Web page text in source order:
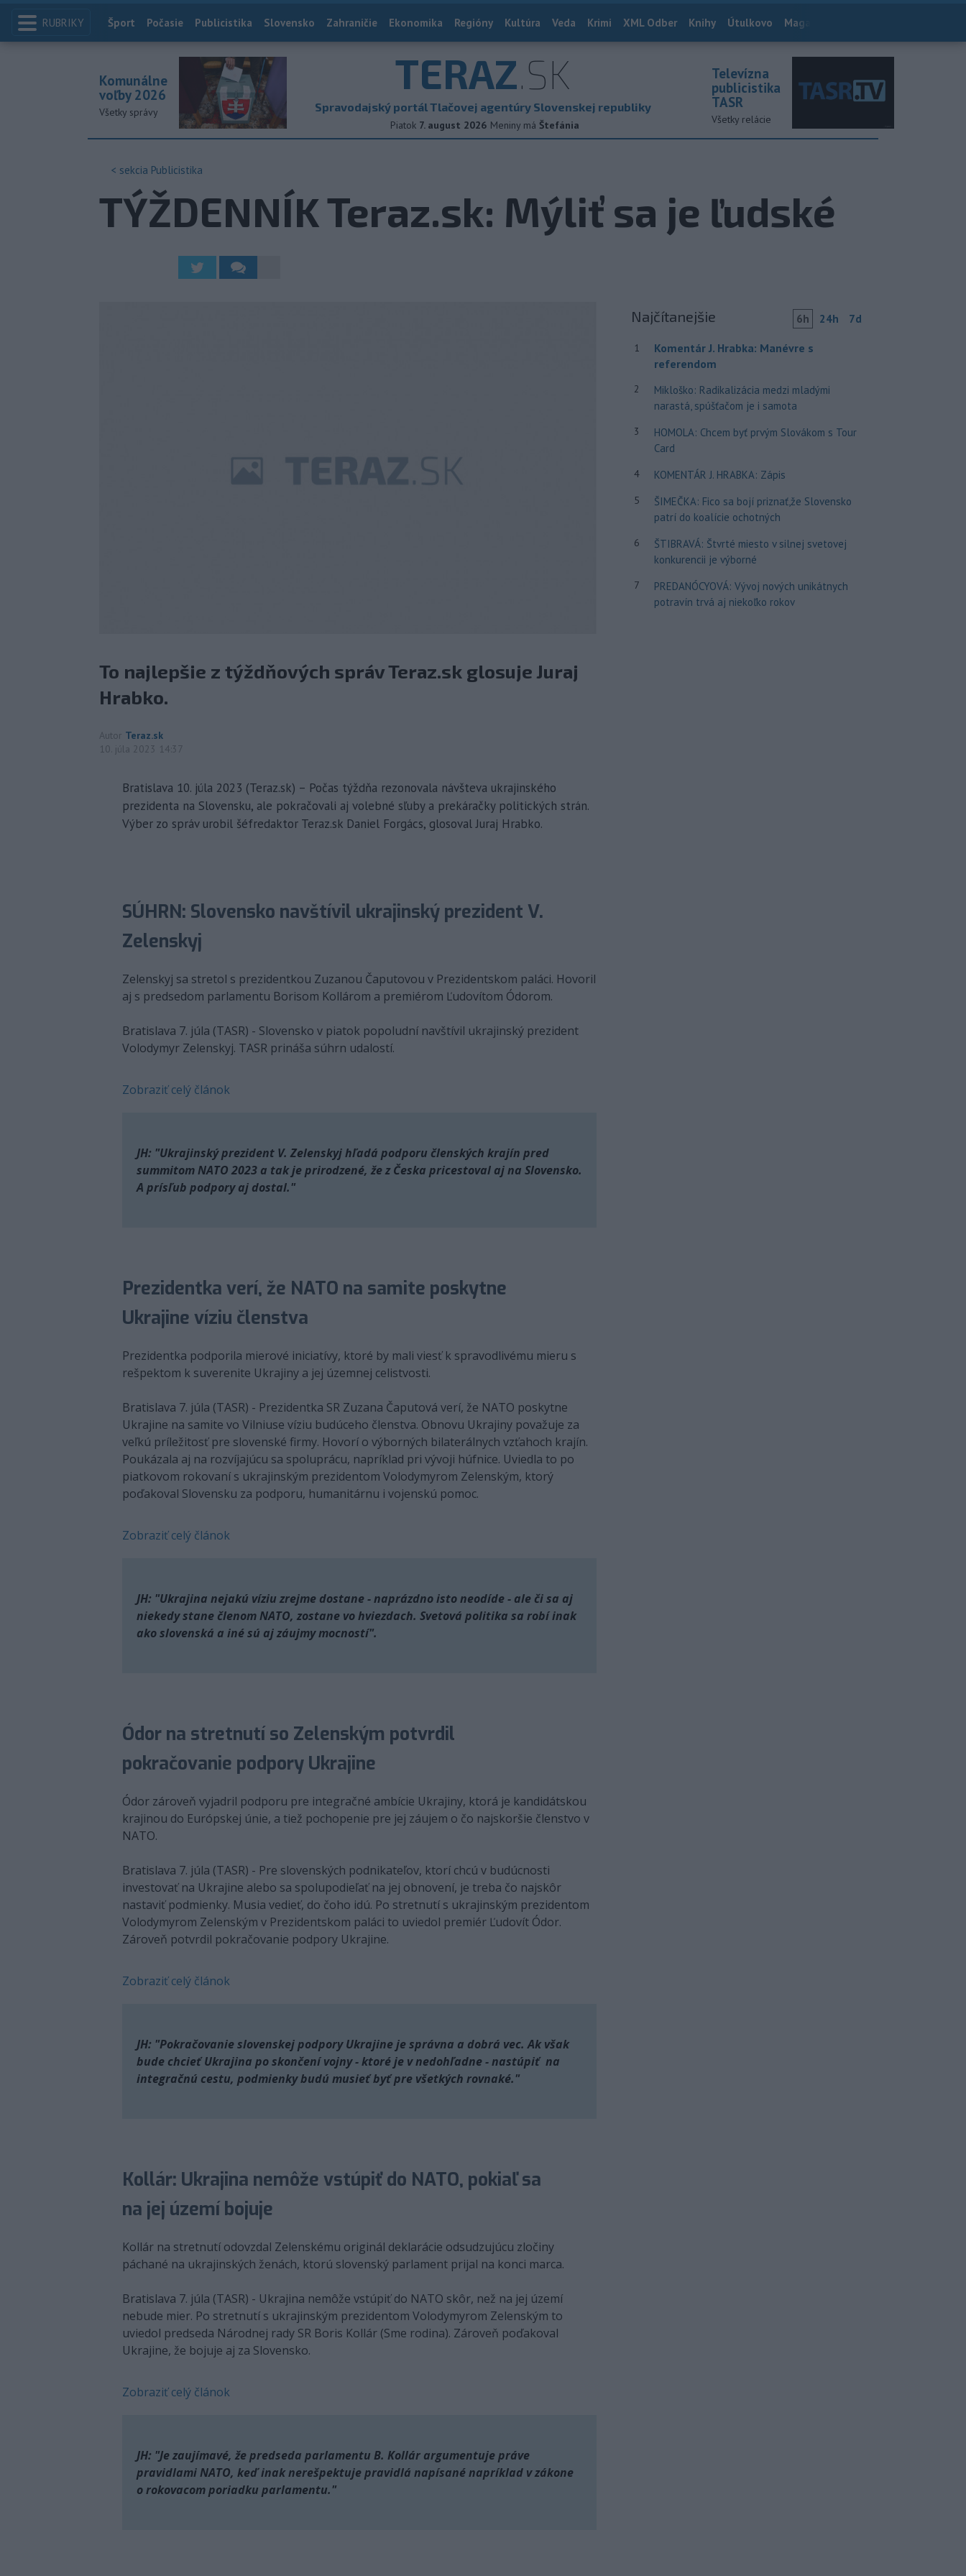
RUBRIKY Index
Šport Počasie Publicistika Slovensko Zahraničie Ekonomika Regióny Kultúra Veda Krimi XML Odber Knihy Útulkovo Magazín
TERAZ.SK
Spravodajský portál Tlačovej agentúry Slovenskej republiky
Piatok 7. august 2026 Meniny má Štefánia
Komunálne
voľby 2026
Všetky správy
Televízna
publicistika
TASR
Všetky relácie
< sekcia Publicistika
TÝŽDENNÍK Teraz.sk: Mýliť sa je ľudské
To najlepšie z týždňových správ Teraz.sk glosuje Juraj
Hrabko.
Autor Teraz.sk
10. júla 2023 14:37
Bratislava 10. júla 2023 (Teraz.sk) – Počas týždňa rezonovala návšteva ukrajinského
prezidenta na Slovensku, ale pokračovali aj volebné sľuby a prekáračky politických strán.
Výber zo správ urobil šéfredaktor Teraz.sk Daniel Forgács, glosoval Juraj Hrabko.
SÚHRN: Slovensko navštívil ukrajinský prezident V.
Zelenskyj
Zelenskyj sa stretol s prezidentkou Zuzanou Čaputovou v Prezidentskom paláci. Hovoril
aj s predsedom parlamentu Borisom Kollárom a premiérom Ľudovítom Ódorom.
Bratislava 7. júla (TASR) - Slovensko v piatok popoludní navštívil ukrajinský prezident
Volodymyr Zelenskyj. TASR prináša súhrn udalostí.
Zobraziť celý článok
JH: "Ukrajinský prezident V. Zelenskyj hľadá podporu členských krajín pred
summitom NATO 2023 a tak je prirodzené, že z Česka pricestoval aj na Slovensko.
A prísľub podpory aj dostal."
Prezidentka verí, že NATO na samite poskytne
Ukrajine víziu členstva
Prezidentka podporila mierové iniciatívy, ktoré by mali viesť k spravodlivému mieru s
rešpektom k suverenite Ukrajiny a jej územnej celistvosti.
Bratislava 7. júla (TASR) - Prezidentka SR Zuzana Čaputová verí, že NATO poskytne
Ukrajine na samite vo Vilniuse víziu budúceho členstva. Obnovu Ukrajiny považuje za
veľkú príležitosť pre slovenské firmy. Hovorí o výborných bilaterálnych vzťahoch krajín.
Poukázala aj na rozvíjajúcu sa spoluprácu, napríklad pri vývoji húfnice. Uviedla to po
piatkovom rokovaní s ukrajinským prezidentom Volodymyrom Zelenským, ktorý
poďakoval Slovensku za podporu, humanitárnu i vojenskú pomoc.
Zobraziť celý článok
JH: "Ukrajina nejakú víziu zrejme dostane - naprázdno isto neodíde - ale či sa aj
niekedy stane členom NATO, zostane vo hviezdach. Svetová politika sa robí inak
ako slovenská a iné sú aj záujmy mocností".
Ódor na stretnutí so Zelenským potvrdil
pokračovanie podpory Ukrajine
Ódor zároveň vyjadril podporu pre integračné ambície Ukrajiny, ktorá je kandidátskou
krajinou do Európskej únie, a tiež pochopenie pre jej záujem o čo najskoršie členstvo v
NATO.
Bratislava 7. júla (TASR) - Pre slovenských podnikateľov, ktorí chcú v budúcnosti
investovať na Ukrajine alebo sa spolupodieľať na jej obnovení, je treba čo najskôr
nastaviť podmienky. Musia vedieť, do čoho idú. Po stretnutí s ukrajinským prezidentom
Volodymyrom Zelenským v Prezidentskom paláci to uviedol premiér Ľudovít Ódor.
Zároveň potvrdil pokračovanie podpory Ukrajine.
Zobraziť celý článok
JH: "Pokračovanie slovenskej podpory Ukrajine je správna a dobrá vec. Ak však
bude chcieť Ukrajina po skončení vojny - ktoré je v nedohľadne - nastúpiť na
integračnú cestu, podmienky budú musieť byť pre všetkých rovnaké."
Kollár: Ukrajina nemôže vstúpiť do NATO, pokiaľ sa
na jej území bojuje
Kollár na stretnutí odovzdal Zelenskému originál deklarácie odsudzujúcu zločiny
páchané na ukrajinských ženách, ktorú slovenský parlament prijal na konci marca.
Bratislava 7. júla (TASR) - Ukrajina nemôže vstúpiť do NATO skôr, než na jej území
nebude mier. Po stretnutí s ukrajinským prezidentom Volodymyrom Zelenským to
uviedol predseda Národnej rady SR Boris Kollár (Sme rodina). Zároveň poďakoval
Ukrajine, že bojuje aj za Slovensko.
Zobraziť celý článok
JH: "Je zaujímavé, že predseda parlamentu B. Kollár argumentuje práve
pravidlami NATO, keď inak nerešpektuje pravidlá napísané napríklad v zákone
o rokovacom poriadku parlamentu."
Najčítanejšie 6h 24h 7d
1
Komentár J. Hrabka: Manévre s
referendom
2
Mikloško: Radikalizácia medzi mladými
narastá, spúšťačom je i samota
3
HOMOLA: Chcem byť prvým Slovákom s Tour
Card
4 KOMENTÁR J. HRABKA: Zápis
5
ŠIMEČKA: Fico sa bojí priznať,že Slovensko
patrí do koalície ochotných
6
ŠTIBRAVÁ: Štvrté miesto v silnej svetovej
konkurencii je výborné
7
PREDANÓCYOVÁ: Vývoj nových unikátnych
potravín trvá aj niekoľko rokov